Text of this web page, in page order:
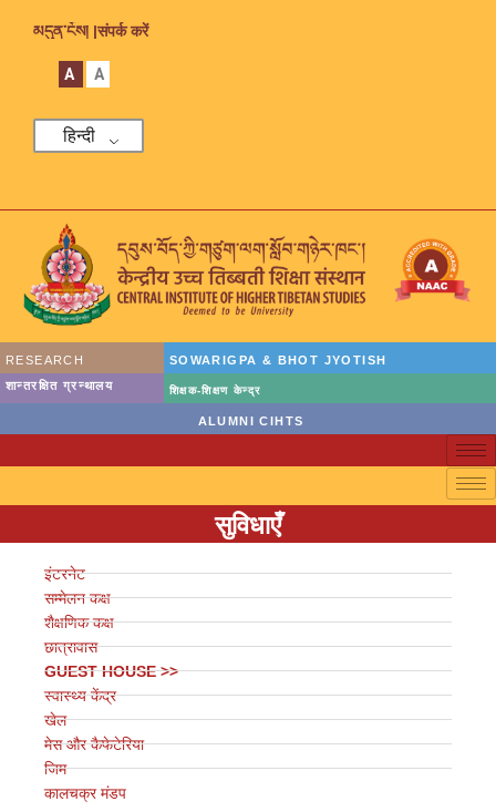
མདུན་ངོས། |संपर्क करें
A A
हिन्दी
RESEARCH
SOWARIGPA & BHOT JYOTISH
शान्तरक्षित ग्रन्थालय
शिक्षक-शिक्षण केन्द्र
ALUMNI CIHTS
सुविधाएँ
इंटरनेट
सम्मेलन कक्ष
शैक्षणिक कक्ष
छात्रावास
GUEST HOUSE >>
स्वास्थ्य केंद्र
खेल
मेस और कैफेटेरिया
जिम
कालचक्र मंडप